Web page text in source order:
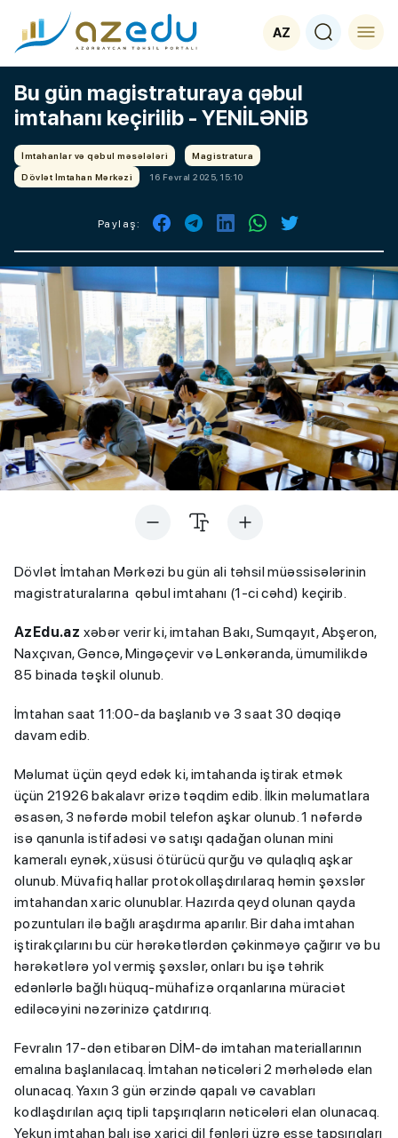
AZ
Bu gün magistraturaya qəbul
imtahanı keçirilib - YENİLƏNİB
İmtahanlar və qəbul məsələləri
Magistratura
Dövlət İmtahan Mərkəzi
16 Fevral 2025, 15:10
Paylaş:
Dövlət İmtahan Mərkəzi bu gün ali təhsil müəssisələrinin
magistraturalarına qəbul imtahanı (1-ci cəhd) keçirib.
AzEdu.az xəbər verir ki, imtahan Bakı, Sumqayıt, Abşeron,
Naxçıvan, Gəncə, Mingəçevir və Lənkəranda, ümumilikdə
85 binada təşkil olunub.
İmtahan saat 11:00-da başlanıb və 3 saat 30 dəqiqə
davam edib.
Məlumat üçün qeyd edək ki, imtahanda iştirak etmək
üçün 21926 bakalavr ərizə təqdim edib. İlkin məlumatlara
əsasən, 3 nəfərdə mobil telefon aşkar olunub. 1 nəfərdə
isə qanunla istifadəsi və satışı qadağan olunan mini
kameralı eynək, xüsusi ötürücü qurğu və qulaqlıq aşkar
olunub. Müvafiq hallar protokollaşdırılaraq həmin şəxslər
imtahandan xaric olunublar. Hazırda qeyd olunan qayda
pozuntuları ilə bağlı araşdırma aparılır. Bir daha imtahan
iştirakçılarını bu cür hərəkətlərdən çəkinməyə çağırır və bu
hərəkətlərə yol vermiş şəxslər, onları bu işə təhrik
edənlərlə bağlı hüquq-mühafizə orqanlarına müraciət
ediləcəyini nəzərinizə çatdırırıq.
Fevralın 17-dən etibarən DİM-də imtahan materiallarının
emalına başlanılacaq. İmtahan nəticələri 2 mərhələdə elan
olunacaq. Yaxın 3 gün ərzində qapalı və cavabları
kodlaşdırılan açıq tipli tapşırıqların nəticələri elan olunacaq.
Yekun imtahan balı isə xarici dil fənləri üzrə esse tapşırıqları